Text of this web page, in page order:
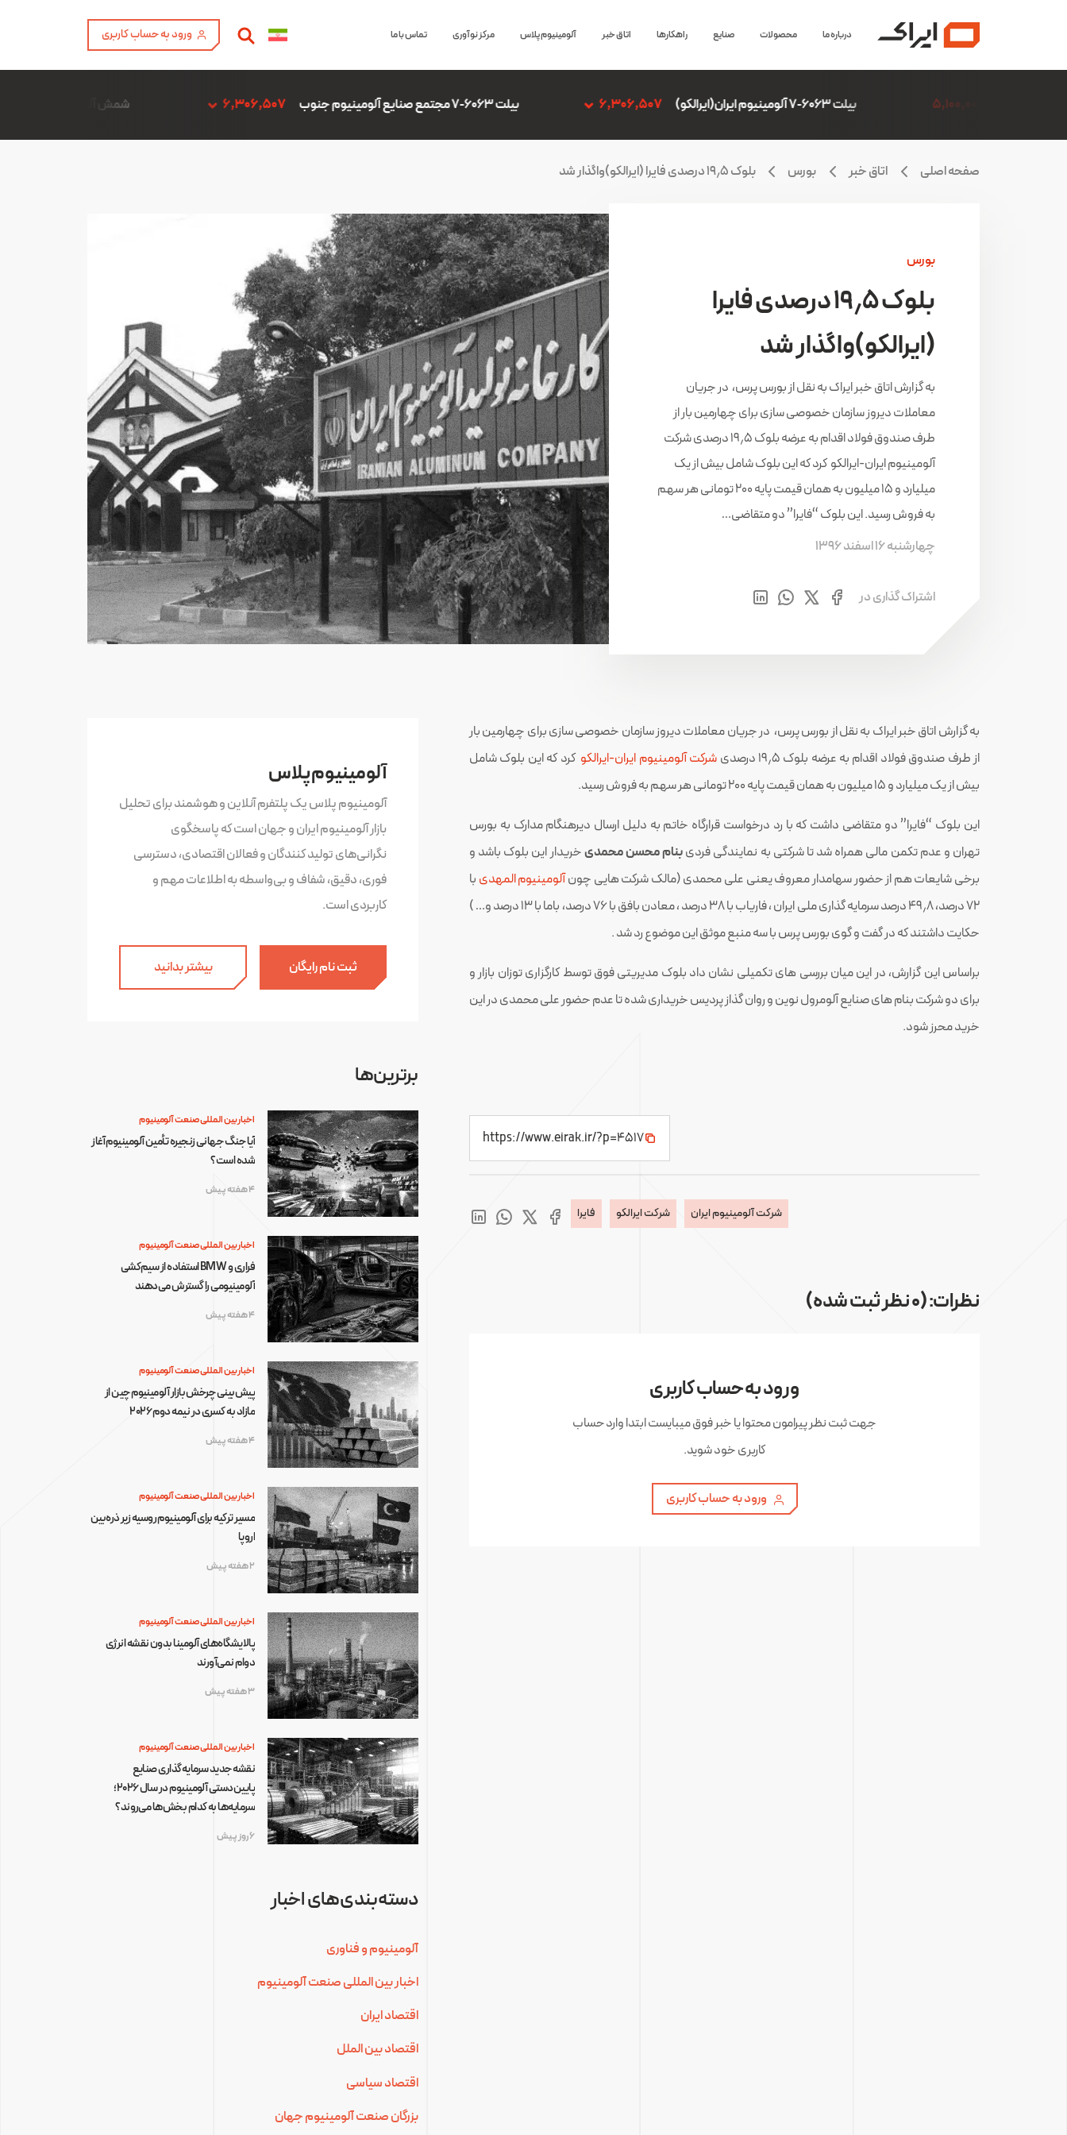
درباره ما محصولات صنایع راهکارها اتاق خبر آلومینیوم پلاس مرکز نوآوری تماس با ما ورود به حساب کاربری
بیلت 6063-7 مجتمع صنایع آلومینیوم جنوب 6,306,507 شمش آلیاژ ADC12 فن آوری آمیتیس آلومینیوم گلپایگان بیلت 6063-7 آلومینیوم ایران(ایرالکو) 6,306,507
صفحه اصلی اتاق خبر بورس بلوک ۱۹٫۵ درصدی فایرا (ایرالکو)واگذار شد
بورس
بلوک ۱۹٫۵ درصدی فایرا
(ایرالکو)واگذار شد
به گزارش اتاق خبر ایراک به نقل از بورس پرس، در جریان
معاملات دیروز سازمان خصوصی سازی برای چهارمین بار از
طرف صندوق فولاد اقدام به عرضه بلوک ۱۹٫۵ درصدی شرکت
آلومینیوم‌ ایران‌-ایرالکو کرد که این بلوک شامل بیش از یک
میلیارد و ۱۵ میلیون به همان قیمت پایه ۲۰۰ تومانی هر سهم
به فروش رسید. این بلوک “فایرا” دو متقاضی…
چهارشنبه 16 اسفند 1396
اشتراک گذاری در
به گزارش اتاق خبر ایراک به نقل از بورس پرس، در جریان معاملات دیروز سازمان خصوصی سازی برای چهارمین بار
از طرف صندوق فولاد اقدام به عرضه بلوک ۱۹٫۵ درصدی
شرکت آلومینیوم‌ ایران‌-ایرالکو کرد که این بلوک شامل
بیش از یک میلیارد و ۱۵ میلیون به همان قیمت پایه ۲۰۰ تومانی هر سهم به فروش رسید.
این بلوک “فایرا” دو متقاضی داشت که با رد درخواست قرارگاه خاتم به دلیل ارسال دیرهنگام مدارک به بورس
تهران و عدم تکمن مالی همراه شد تا شرکتی به نمایندگی فردیبنام محسن محمدیخریدار این بلوک باشد و
برخی شایعات هم از حضور سهامدار معروف یعنی علی محمدی (مالک شرکت هایی چونآلومینیوم المهدی با
۷۲ درصد، ۴۹٫۸ درصد سرمایه گذاری ملی ایران ، فاریاب با ۳۸ درصد ، معادن بافق با ۷۶ درصد، باما با ۱۳ درصد و… )
حکایت داشتند که در گفت و گوی بورس پرس با سه منبع موثق این موضوع رد شد .
براساس این گزارش، در این میان بررسی های تکمیلی نشان داد بلوک مدیریتی فوق توسط کارگزاری توزان بازار و
برای دو شرکت بنام های صنایع آلومرول نوین و روان گذاز پردیس خریداری شده تا عدم حضور علی محمدی در این
خرید محرز شود.
https://www.eirak.ir/?p=4517
شرکت آلومینیوم ایران شرکت ایرالکو فایرا
نظرات: (0 نظر ثبت شده)
ورود به حساب کاربری
جهت ثبت نظر پیرامون محتوا یا خبر فوق میبایست ابتدا وارد حساب
کاربری خود شوید.
ورود به حساب کاربری
آلومینیوم پلاس
آلومینیوم پلاس یک پلتفرم آنلاین و هوشمند برای تحلیل
بازار آلومینیوم ایران و جهان است که پاسخگوی
نگرانی‌های تولید کنندگان و فعالان اقتصادی، دسترسی
فوری، دقیق، شفاف و بی‌واسطه به اطلاعات مهم و
کاربردی است.
ثبت نام رایگان بیشتر بدانید
برترین‌ها
اخبار بین المللی صنعت آلومینیوم
آیا جنگ جهانی زنجیره تأمین آلومینیوم آغاز
شده است؟
4 هفته پیش
اخبار بین المللی صنعت آلومینیوم
فراری و BMW استفاده از سیم‌کشی
آلومینیومی را گسترش می‌دهند
4 هفته پیش
اخبار بین المللی صنعت آلومینیوم
پیش‌بینی چرخش بازار آلومینیوم چین از
مازاد به کسری در نیمه دوم ۲۰۲۶
4 هفته پیش
اخبار بین المللی صنعت آلومینیوم
مسیر ترکیه برای آلومینیوم روسیه زیر ذره‌بین
اروپا
2 هفته پیش
اخبار بین المللی صنعت آلومینیوم
پالایشگاه‌های آلومینا بدون نقشه انرژی
دوام نمی‌آورند
3 هفته پیش
اخبار بین المللی صنعت آلومینیوم
نقشه جدید سرمایه‌گذاری صنایع
پایین‌دستی آلومینیوم در سال ۲۰۲۶؛
سرمایه‌ها به کدام بخش‌ها می‌روند؟
6 روز پیش
دسته‌بندی‌های اخبار
آلومینیوم و فناوری
اخبار بین المللی صنعت آلومینیوم
اقتصاد ایران
اقتصاد بین الملل
اقتصاد سیاسی
بزرگان صنعت آلومینیوم جهان